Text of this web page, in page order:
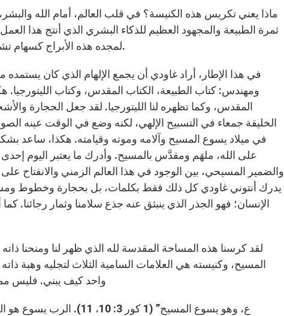
ماذا يعني تكريس هذه الكنيسة؟ في قلب العالم، أمام الله
ثمرة الطبيعة والمجهود العظيم للذكاء البشري الذي أنتج هذا
لمجده هذه الأبراج كسهام تشير إلى النور المطلق وإلى من هو النور والعظمة والجمال.
في هذا الإطار، أراد غاودي أن يجمع الإلهام الذي كان
ومهندس: كتاب الطبيعة، الكتاب المقدس، وكتاب الليتورجيا.
المقدس، وكما تظهره لنا الليتورجيا. لقد جعل الحجارة
الخليقة جمعاء في التسبيح الإلهي، لكنه وضع في الوقت عينه
في ميلاد يسوع المسيح وآلامه وموته وقيامته. هكذا، ساعد
على الله، ملهَم ومقدَّس بالمسيح. وأدرك ما يعتبر اليوم
والضمير المسيحي، بين الوجود في هذا العالم الزمني والانفتاح على
يدرك أنتوني غاودي كل ذلك فقط بكلمات، بل بحجارة وخطوط
الإنسان؛ فهو الجذر الذي ينبثق عنه جذع سلامنا وثمار رجائنا.
لقد كرسنا هذه المساحة المقدسة لله الذي ظهر لنا ومنحنا
المسيح، وكنيسته هي العلامات السامية الثلاث لتجليه وهبة
واحد كيف يبني. فليس
ع، وهو يسوع المسيح” (1